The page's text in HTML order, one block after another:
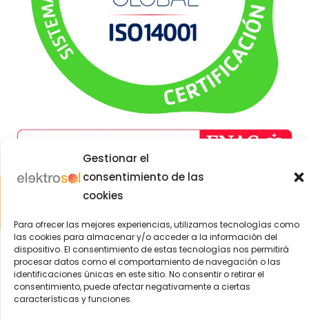
Gestionar el
consentimiento de las
cookies
Para ofrecer las mejores experiencias, utilizamos tecnologías como
las cookies para almacenar y/o acceder a la información del
dispositivo. El consentimiento de estas tecnologías nos permitirá
procesar datos como el comportamiento de navegación o las
identificaciones únicas en este sitio. No consentir o retirar el
consentimiento, puede afectar negativamente a ciertas
características y funciones.
Aviso Legal|Política de Privacidad
Política
| © 2004-2022 Elektrosol | ️Todos los derechos
reservados